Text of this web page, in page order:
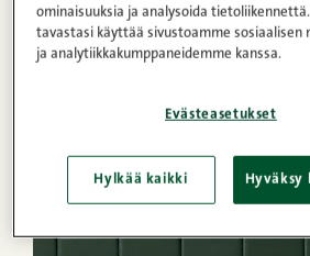
ominaisuuksia ja analysoida
tavastasi käyttää sivustoamme sosiaalisen
ja analytiikkakumppaneidemme kanssa.
Evästeasetukset
Hylkää kaikki Hyväksy